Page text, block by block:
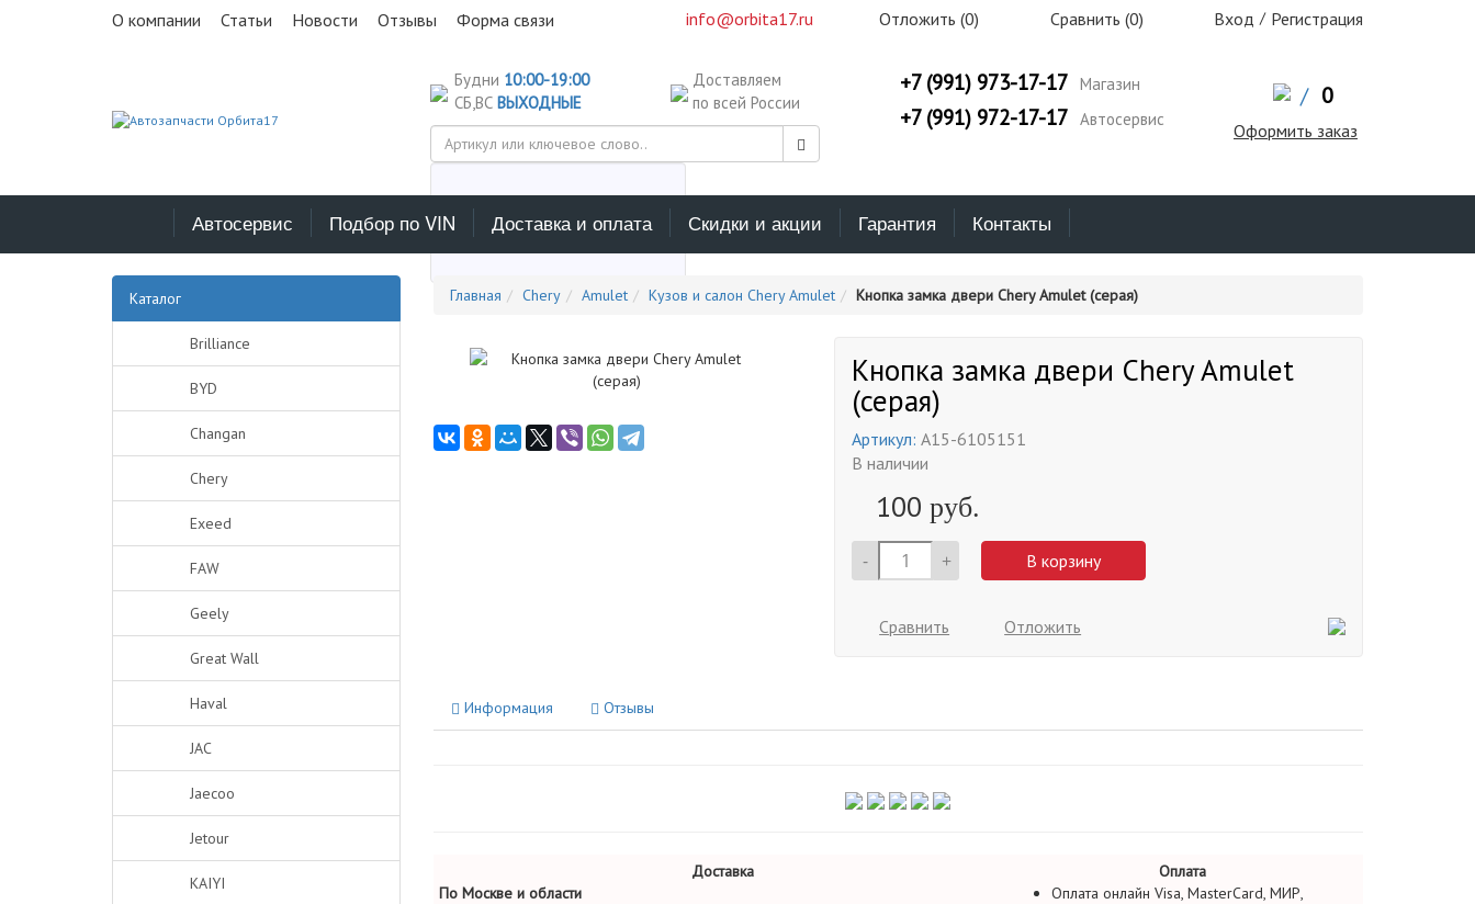
О компании Статьи Новости Отзывы Форма связи info@orbita17.ru Отложить (0) Сравнить (0) Вход / Регистрация
Будни 10:00-19:00
СБ,ВС ВЫХОДНЫЕ
Доставляем
по всей России
Выберите каталог поиска
+7 (991) 973-17-17 Магазин
+7 (991) 972-17-17 Автосервис
/ 0
Оформить заказ
Автосервис Подбор по VIN Доставка и оплата Скидки и акции Гарантия Контакты
Каталог
Brilliance
BYD
Changan
Chery
Exeed
FAW
Geely
Great Wall
Haval
JAC
Jaecoo
Jetour
KAIYI
Главная Chery Amulet Кузов и салон Chery Amulet Кнопка замка двери Chery Amulet (серая)
Кнопка замка двери Chery Amulet
(серая)
Артикул: A15-6105151
В наличии
100 руб.
- + В корзину
Сравнить Отложить
Информация Отзывы
Доставка
Оплата
По Москве и области
Оплата онлайн Visa, MasterCard, МИР,